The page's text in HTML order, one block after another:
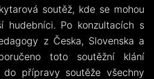
soutěž, kde se mohou
hudebníci. Po konzultacích s
z Česka, Slovenska a
toto soutěžní klání
přípravy soutěže všechny